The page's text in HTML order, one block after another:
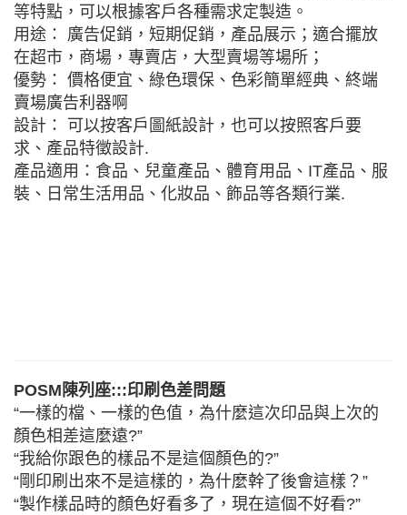
等特點，可以根據客戶各種需求定製造。
用途： 廣告促銷，短期促銷，產品展示；適合擺放
在超市，商場，專賣店，大型賣場等場所；
優勢： 價格便宜、綠色環保、色彩簡單經典、終端
賣場廣告利器啊
設計： 可以按客戶圖紙設計，也可以按照客戶要
求、產品特徵設計.
產品適用：食品、兒童產品、體育用品、IT產品、服
裝、日常生活用品、化妝品、飾品等各類行業.
POSM陳列座:::印刷色差問題
“一樣的檔、一樣的色值，為什麼這次印品與上次的
顏色相差這麼遠?”
“我給你跟色的樣品不是這個顏色的?”
“剛印刷出來不是這樣的，為什麼幹了後會這樣？”
“製作樣品時的顏色好看多了，現在這個不好看?”